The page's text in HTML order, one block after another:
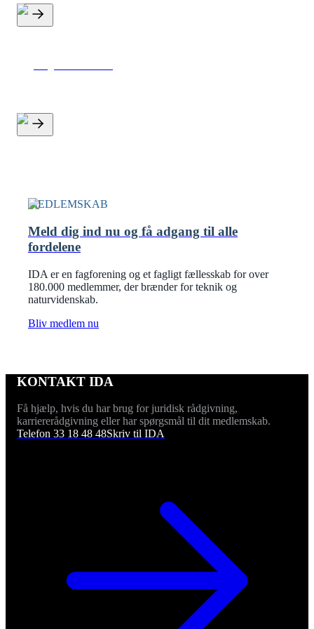
MEDLEMSKAB
Meld dig ind nu og få adgang til alle
fordelene
IDA er en fagforening og et fagligt fællesskab for over
180.000 medlemmer, der brænder for teknik og
naturvidenskab.
Bliv medlem nu
KONTAKT IDA
Få hjælp, hvis du har brug for juridisk rådgivning,
karriererådgivning eller har spørgsmål til dit medlemskab.
Telefon 33 18 48 48Skriv til IDA